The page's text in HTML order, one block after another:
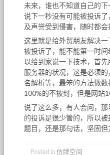
未来，谁也不知道自己的
说下一秒没有可能被投诉
及声誉受到侵害，随时都
这里就是给外贸朋友解决
被投诉了，能不能第一时
以给到家说一下技术，首
服务器的状况，这是必须
名解析等，最笨的方法做
100%的不被封，但是网站
说了这么多，有人会问，
的投诉是很少管的，所以
题目，还是那句话，坚固
Posted in 仿牌空间